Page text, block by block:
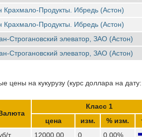
Крахмало-Продукты. Ибредь (Астон)
Крахмало-Продукты. Ибредь (Астон)
Строгановский элеватор, ЗАО (Астон)
Строгановский элеватор, ЗАО (Астон)
цены на кукурузу (курс доллара на
Класс 1
цена
изм. % изм.
т 12000,00 0
0,00%